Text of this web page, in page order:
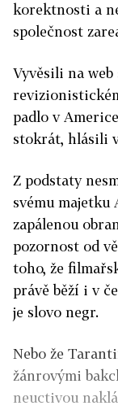
korektnosti a
společnost
Vyvěsili na
padlo v
stokrát, hlásili
Z podstaty
svému majetku
zapálenou
pozornost od
toho, že
právě běží i v
je slovo negr.
Nebo že
žánrovými
neuctivou